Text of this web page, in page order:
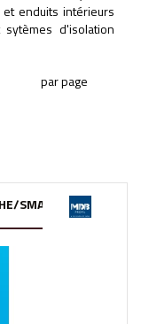
enduits intérieurs
d'isolation
SMARTY/